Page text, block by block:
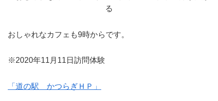
る
おしゃれなカフェも9時からです。
※2020年11月11日訪問体験
「道の駅 かつらぎＨＰ」